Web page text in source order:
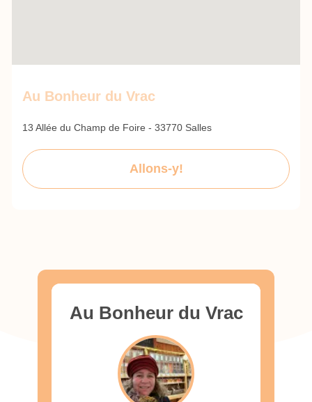
Au Bonheur du Vrac
13 Allée du Champ de Foire - 33770 Salles
Allons-y!
Au Bonheur du Vrac